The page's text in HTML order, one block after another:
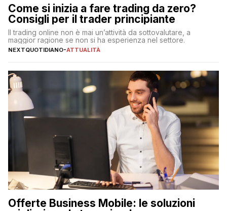
Come si inizia a fare trading da zero?
Consigli per il trader principiante
Il trading online non è mai un’attività da sottovalutare, a
maggior ragione se non si ha esperienza nel settore.
NEXTQUOTIDIANO-ATTUALITÀ
Offerte Business Mobile: le soluzioni